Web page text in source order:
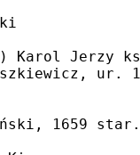
Karol Jerzy
1659